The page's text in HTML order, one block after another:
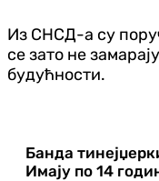
Из СНСД-а су
се зато не
будућности.
Банда
Имају по 14